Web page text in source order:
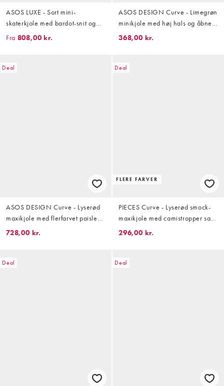
ASOS LUXE - Sort mini-
skaterkjole med bardot-snit og
pyntebuket
Fra 808,00 kr.
ASOS DESIGN Curve - Limegrøn
minikjole med høj hals og åbne
ærmer i chiffon
368,00 kr.
Deal
ASOS DESIGN Curve - Lyserød
maxikjole med flerfarvet paisley-
mønster og camistropper samt
728,00 kr.
Deal
FLERE FARVER
PIECES Curve - Lyserød smock-
maxikjole med camistropper samt
småblomstret print
296,00 kr.
Deal Deal